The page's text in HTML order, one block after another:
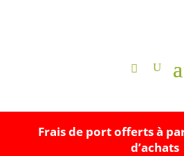
Frais de port offerts à
d’achats